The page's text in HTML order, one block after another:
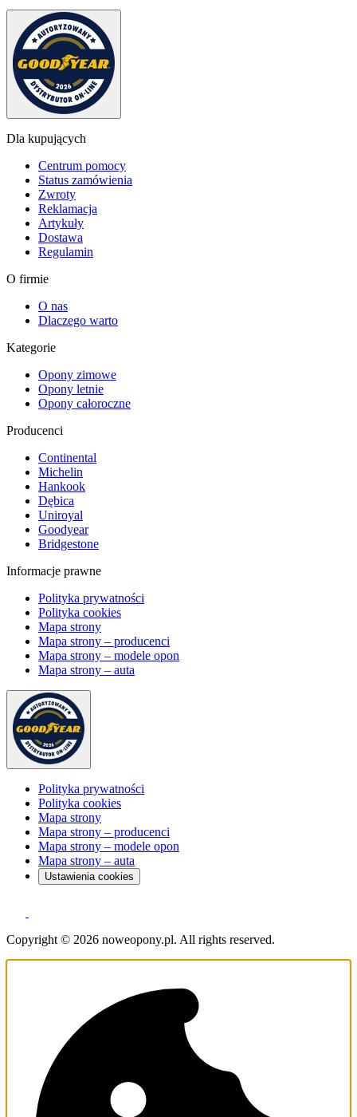
Dla kupujących
Centrum pomocy
Status zamówienia
Zwroty
Reklamacja
Artykuły
Dostawa
Regulamin
O firmie
O nas
Dlaczego warto
Kategorie
Opony zimowe
Opony letnie
Opony całoroczne
Producenci
Continental
Michelin
Hankook
Dębica
Uniroyal
Goodyear
Bridgestone
Informacje prawne
Polityka prywatności
Polityka cookies
Mapa strony
Mapa strony – producenci
Mapa strony – modele opon
Mapa strony – auta
Polityka prywatności
Polityka cookies
Mapa strony
Mapa strony – producenci
Mapa strony – modele opon
Mapa strony – auta
Ustawienia cookies
Copyright © 2026 noweopony.pl. All rights reserved.